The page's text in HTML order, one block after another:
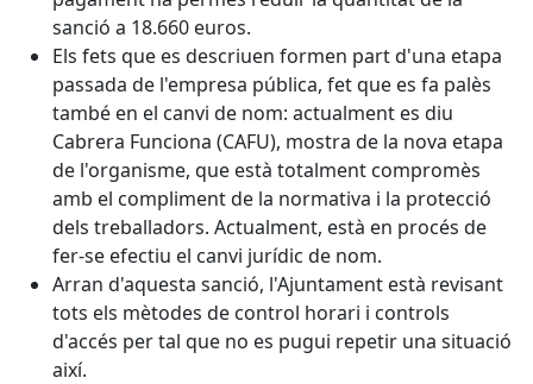
sanció a 18.660 euros.
Els fets que es descriuen formen part d'una etapa
passada de l'empresa pública, fet que es fa palès
també en el canvi de nom: actualment es diu
Cabrera Funciona (CAFU), mostra de la nova etapa
de l'organisme, que està totalment compromès
amb el compliment de la normativa i la protecció
dels treballadors. Actualment, està en procés de
fer-se efectiu el canvi jurídic de nom.
Arran d'aquesta sanció, l'Ajuntament està revisant
tots els mètodes de control horari i controls
d'accés per tal que no es pugui repetir una situació
així.